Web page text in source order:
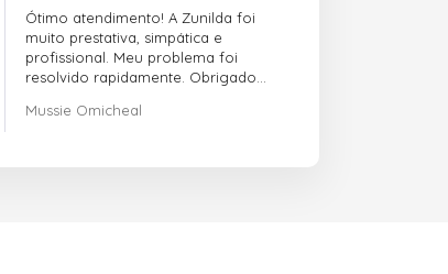
Ótimo atendimento! A Zunilda foi
muito prestativa, simpática e
profissional. Meu problema foi
resolvido rapidamente. Obrigado
Mussie Omicheal